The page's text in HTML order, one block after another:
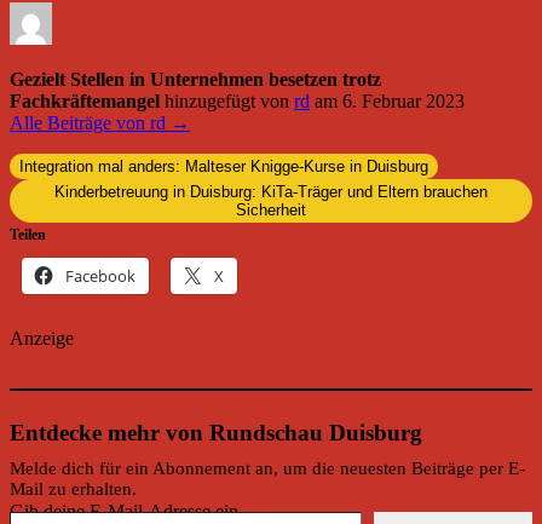
Gezielt Stellen in Unternehmen besetzen trotz
Fachkräftemangel hinzugefügt von rd am 6. Februar 2023
Alle Beiträge von rd →
Integration mal anders: Malteser Knigge-Kurse in Duisburg
Kinderbetreuung in Duisburg: KiTa-Träger und Eltern brauchen
Sicherheit
Teilen
Facebook X
Anzeige
Entdecke mehr von Rundschau Duisburg
Melde dich für ein Abonnement an, um die neuesten Beiträge per E-
Mail zu erhalten.
Gib deine E-Mail-Adresse ein ...